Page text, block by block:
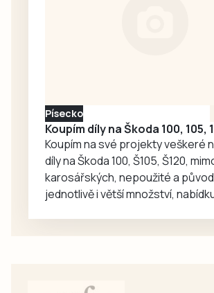
Písecko
Koupím díly na Škoda 100, 105,
Koupím na své projekty veškeré
díly na Škoda 100, Š105, Š120,
karosářských, nepoužité a
jednotlivě i větší množství,